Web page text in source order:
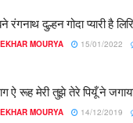
रंगनाथ दुल्हन गोदा प्यारी है
MOURYA 15/01/2022
ऐ रूह मेरी तुझे तेरे पियूँ ने
MOURYA 14/12/2019